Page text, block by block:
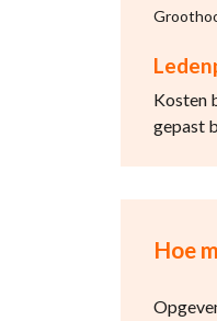
Kosten
gepast
Hoe